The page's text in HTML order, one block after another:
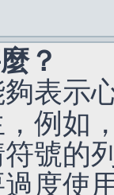
？
表示
例如
號的
度使